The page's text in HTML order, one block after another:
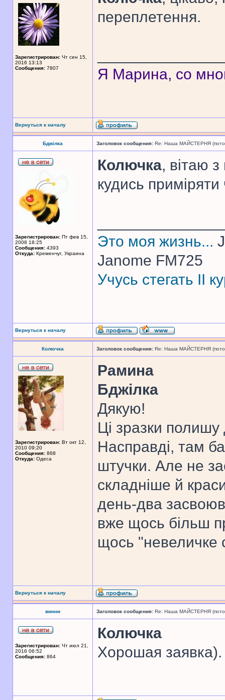
Зарегистрирован: Чт сен 15,
2016 13:13
Сообщения: 7807
переплетення.
Я Марина, со
Вернуться к началу
Бджілка Заголовок сообщения: Re: Наша МАЙСТЕРНЯ
Зарегистрирован: Пт фев 15,
2008 18:25
Сообщения: 4393
Откуда: Кременчуг, Украина
Колючка, вітаю
кудись приміряти
Это моя жизнь...
Janome FM725
Учусь стегать II
Вернуться к началу
Колючка Заголовок сообщения: Re: Наша МАЙСТЕРНЯ
Зарегистрирован: Вт окт 12,
2010 09:20
Сообщения: 868
Откуда: Одеса
Рамина
Бджілка
Дякую!
Ці зразки полишу
Насправді, там
штучки. Але не
складніше й
день-два
вже щось більш
щось "невеличке
Вернуться к началу
винни Заголовок сообщения: Re: Наша МАЙСТЕРНЯ
Зарегистрирован: Чт июл 21,
2016 06:52
Сообщения: 864
Колючка
Хорошая заявка).